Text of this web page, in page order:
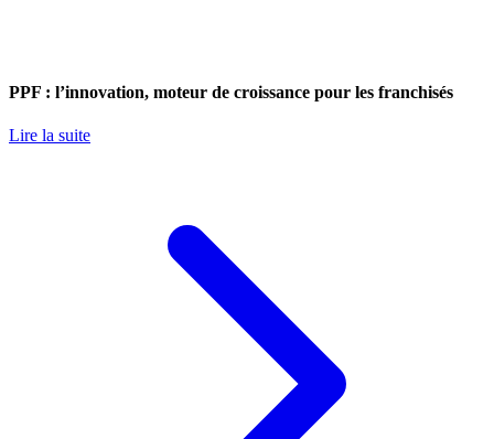
PPF : l’innovation, moteur de croissance pour les franchisés
Lire la suite